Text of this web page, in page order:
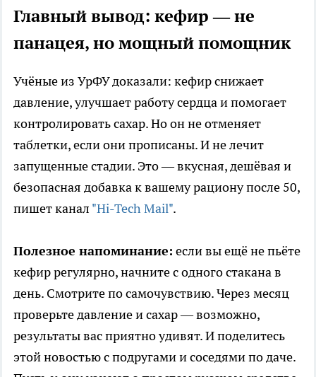
Главный вывод: кефир — не
панацея, но мощный помощник
Учёные из УрФУ доказали: кефир снижает
давление, улучшает работу сердца и помогает
контролировать сахар. Но он не отменяет
таблетки, если они прописаны. И не лечит
запущенные стадии. Это — вкусная, дешёвая и
безопасная добавка к вашему рациону после 50,
пишет канал "Hi-Tech Mail".
Полезное напоминание: если вы ещё не пьёте
кефир регулярно, начните с одного стакана в
день. Смотрите по самочувствию. Через месяц
проверьте давление и сахар — возможно,
результаты вас приятно удивят. И поделитесь
этой новостью с подругами и соседями по даче.